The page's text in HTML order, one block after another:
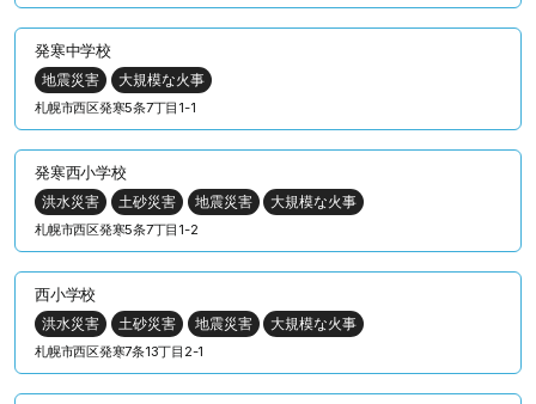
発寒中学校
地震災害 大規模な火事
札幌市西区発寒5条7丁目1-1
発寒西小学校
洪水災害 土砂災害 地震災害 大規模な火事
札幌市西区発寒5条7丁目1-2
西小学校
洪水災害 土砂災害 地震災害 大規模な火事
札幌市西区発寒7条13丁目2-1